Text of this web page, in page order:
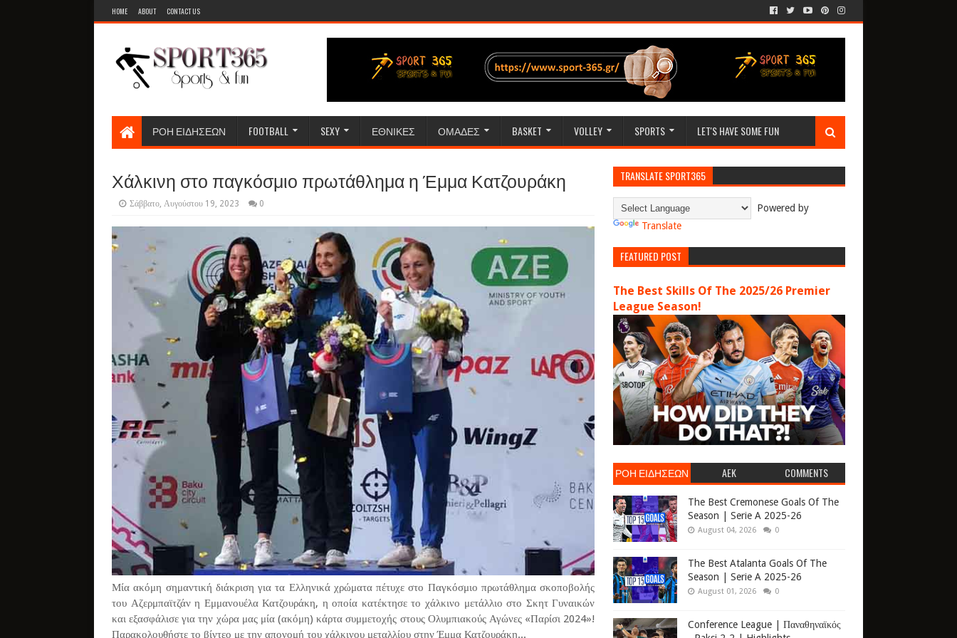
HOME ABOUT CONTACT US
ΡΟΗ ΕΙΔΗΣΕΩΝ FOOTBALL SEXY ΕΘΝΙΚΕΣ ΟΜΑΔΕΣ BASKET VOLLEY SPORTS LET'S HAVE SOME FUN
Χάλκινη στο παγκόσμιο πρωτάθλημα η Έμμα Κατζουράκη
Σάββατο, Αυγούστου 19, 2023 0
Μία ακόμη σημαντική διάκριση για τα Ελληνικά χρώματα πέτυχε στο Παγκόσμιο πρωτάθλημα σκοποβολής
του Αζερμπαϊτζάν η Εμμανουέλα Κατζουράκη, η οποία κατέκτησε το χάλκινο μετάλλιο στο Σκητ Γυναικών
και εξασφάλισε για την χώρα μας μία (ακόμη) κάρτα συμμετοχής στους Ολυμπιακούς Αγώνες «Παρίσι 2024»!
Παρακολουθήστε το βίντεο με την απονομή του χάλκινου μεταλλίου στην Έμμα Κατζουράκη...
TRANSLATE SPORT365
Powered by
Translate
FEATURED POST
The Best Skills Of The 2025/26 Premier
League Season!
ΡΟΗ ΕΙΔΗΣΕΩΝ AEK COMMENTS
The Best Cremonese Goals Of The
Season | Serie A 2025-26
August 04, 2026 0
The Best Atalanta Goals Of The
Season | Serie A 2025-26
August 01, 2026 0
Conference League | Παναθηναϊκός